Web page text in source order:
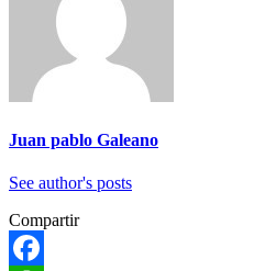
Juan pablo Galeano
See author's posts
Compartir